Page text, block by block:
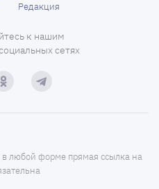
Редакция
к нашим
сетях
любой форме прямая ссылка на